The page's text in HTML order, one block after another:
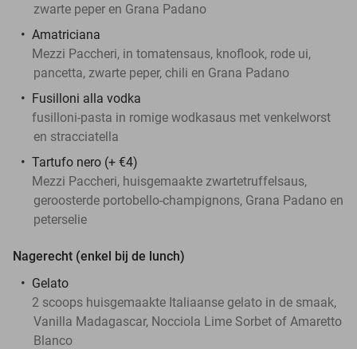
zwarte peper en Grana Padano
Amatriciana
Mezzi Paccheri, in tomatensaus, knoflook, rode ui,
pancetta, zwarte peper, chili en Grana Padano
Fusilloni alla vodka
fusilloni-pasta in romige wodkasaus met venkelworst
en stracciatella
Tartufo nero (+ €4)
Mezzi Paccheri, huisgemaakte zwartetruffelsaus,
geroosterde portobello-champignons, Grana Padano en
peterselie
Nagerecht (enkel bij de lunch)
Gelato
2 scoops huisgemaakte Italiaanse gelato in de smaak,
Vanilla Madagascar, Nocciola Lime Sorbet of Amaretto
Blanco